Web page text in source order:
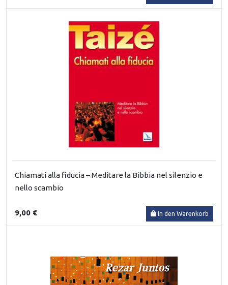
Chiamati alla fiducia – Meditare la Bibbia nel silenzio e
nello scambio
9,00 € In den Warenkorb